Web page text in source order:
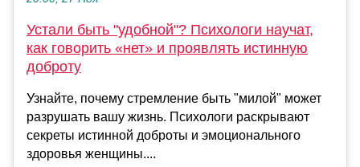
Устали быть "удобной"? Психологи научат,
как говорить «нет» и проявлять истинную
доброту
Узнайте, почему стремление быть "милой" может
разрушать вашу жизнь. Психологи раскрывают
секреты истинной доброты и эмоционального
здоровья женщины....